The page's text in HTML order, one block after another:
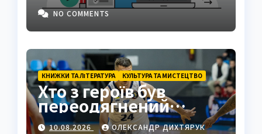
NO COMMENTS
КНИЖКИ ТА ЛІТЕРАТУРА КУЛЬТУРА ТА МИСТЕЦТВО
Хто з героїв був
переодягнений
турком? Клеонт у
10.08.2026
ОЛЕКСАНДР ДИХТЯРУК